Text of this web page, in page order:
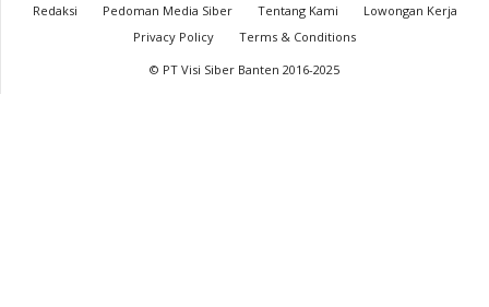
Redaksi Pedoman Media Siber Tentang Kami
Lowongan Kerja
Privacy Policy
Terms & Conditions
© PT Visi Siber Banten 2016-2025